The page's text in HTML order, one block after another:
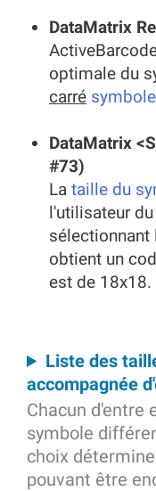
DataMatrix
optimale du
carré symbole
DataMatrix
#73)
La taille du
l'utilisateur
sélectionnant
obtient un
est de 18x18.
Liste des
accompagnée
Chacun d'entre
symbole
choix
pouvant être